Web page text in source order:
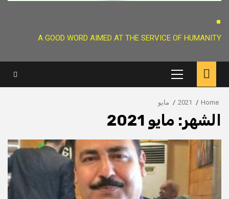
.
A GOOD WORD AIMED AT THE SERVICE OF HUMANITY
Primary
Menu
Home
2021 مايو
الشهر: مايو 2021